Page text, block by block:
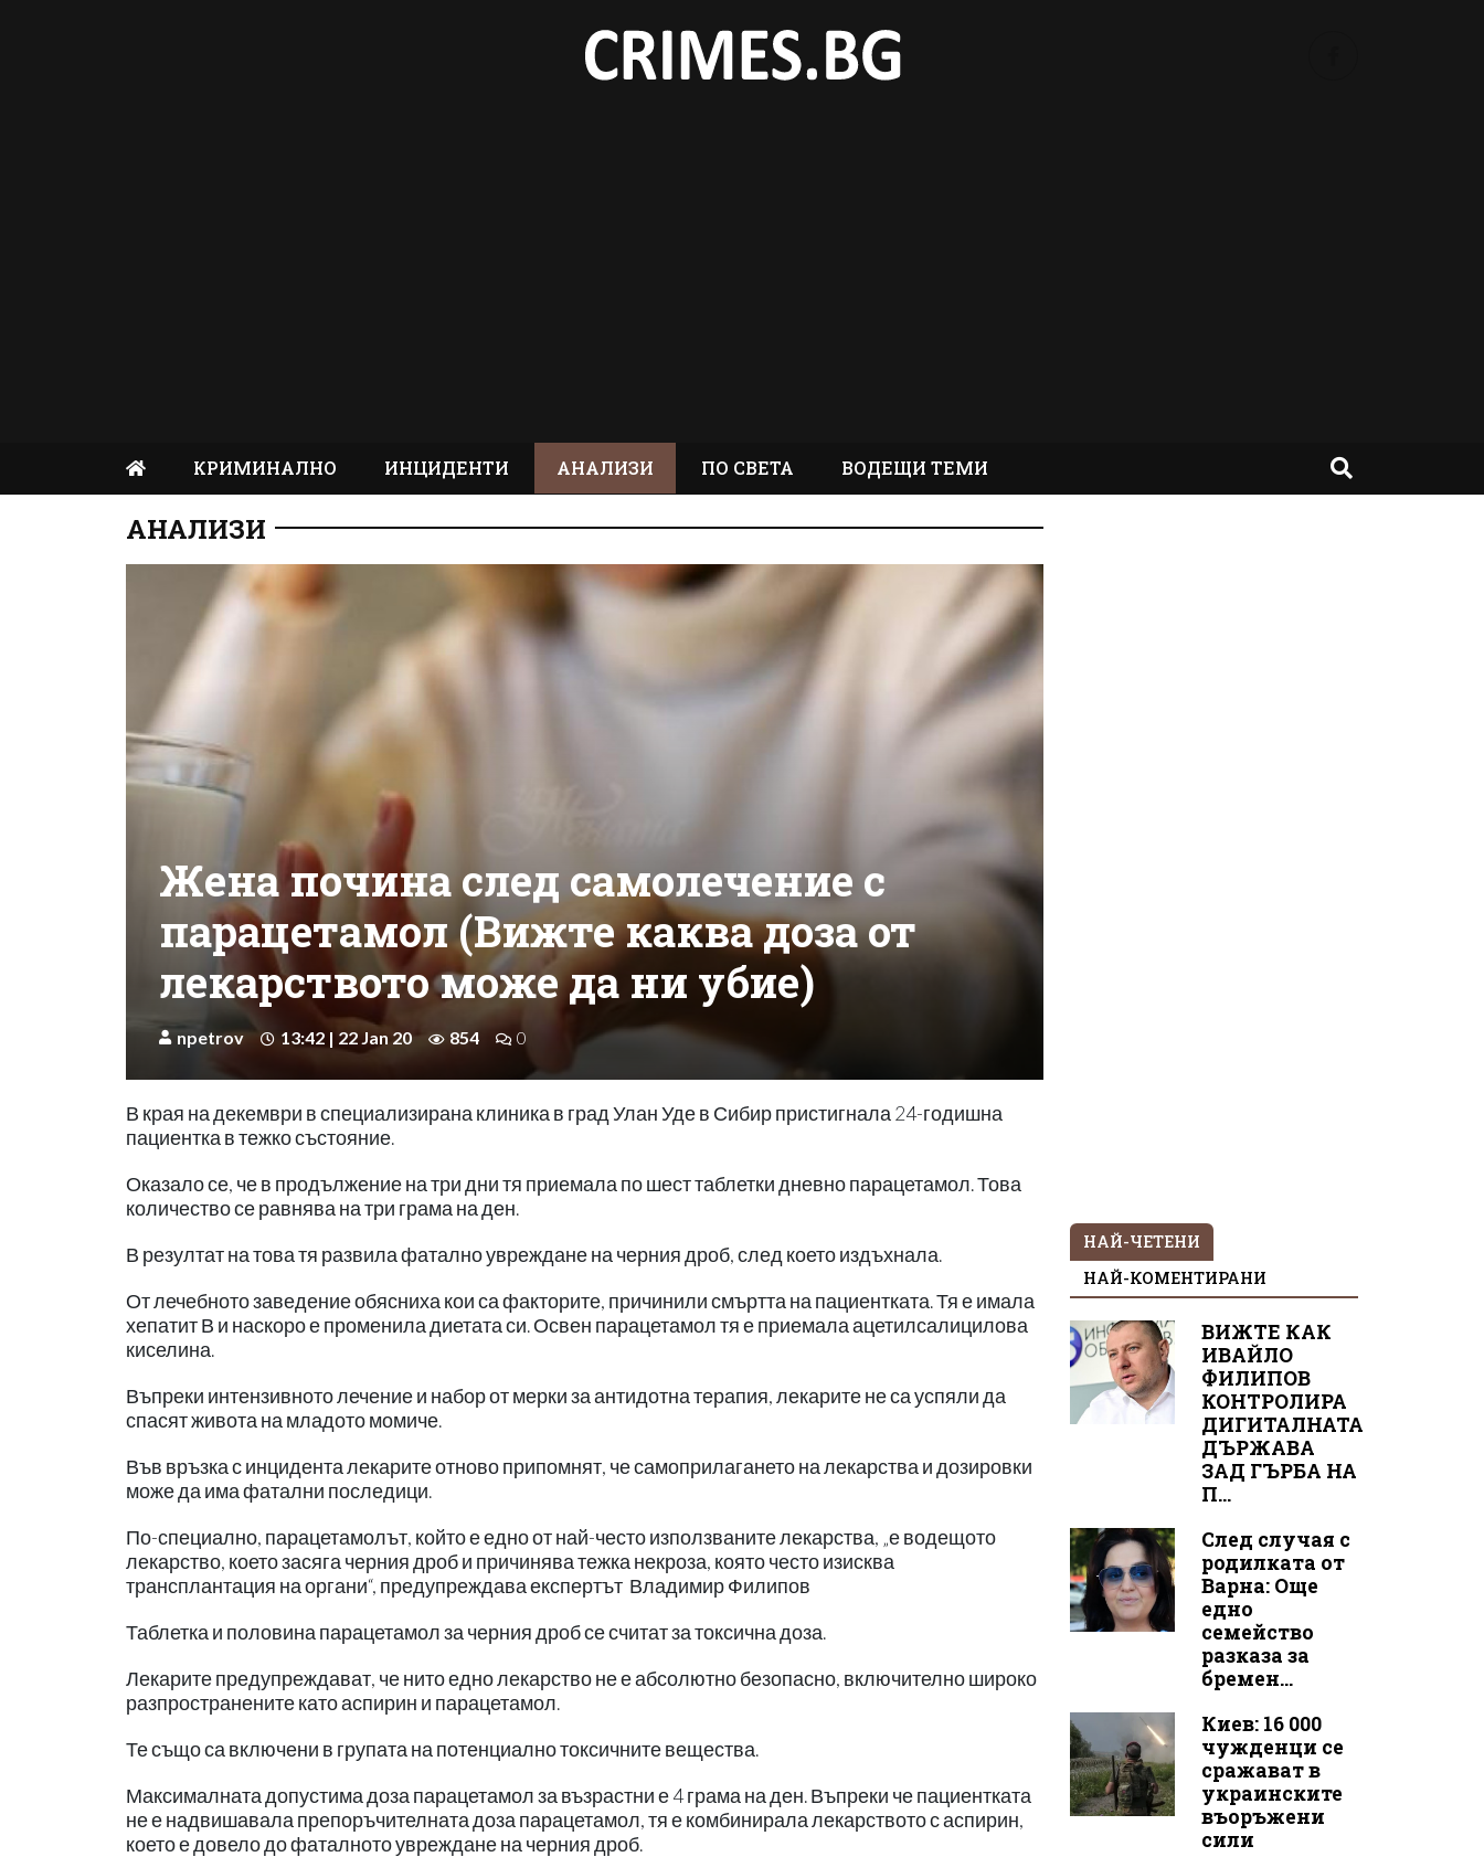
КРИМИНАЛНО ИНЦИДЕНТИ АНАЛИЗИ ПО СВЕТА ВОДЕЩИ ТЕМИ
АНАЛИЗИ
Жена почина след самолечение с
парацетамол (Вижте каква доза от
лекарството може да ни убие)
npetrov 13:42 | 22 Jan 20 854 0
В края на декември в специализирана клиника в град Улан Уде в Сибир пристигнала 24-годишна
пациентка в тежко състояние.
Оказало се, че в продължение на три дни тя приемала по шест таблетки дневно парацетамол. Това
количество се равнява на три грама на ден.
В резултат на това тя развила фатално увреждане на черния дроб, след което издъхнала.
От лечебното заведение обясниха кои са факторите, причинили смъртта на пациентката. Тя е имала
хепатит В и наскоро е променила диетата си. Освен парацетамол тя е приемала ацетилсалицилова
киселина.
Въпреки интензивното лечение и набор от мерки за антидотна терапия, лекарите не са успяли да
спасят живота на младото момиче.
Във връзка с инцидента лекарите отново припомнят, че самоприлагането на лекарства и дозировки
може да има фатални последици.
По-специално, парацетамолът, който е едно от най-често използваните лекарства, „е водещото
лекарство, което засяга черния дроб и причинява тежка некроза, която често изисква
трансплантация на органи“, предупреждава експертът Владимир Филипов
Таблетка и половина парацетамол за черния дроб се считат за токсична доза.
Лекарите предупреждават, че нито едно лекарство не е абсолютно безопасно, включително широко
разпространените като аспирин и парацетамол.
Те също са включени в групата на потенциално токсичните вещества.
Максималната допустима доза парацетамол за възрастни е 4 грама на ден. Въпреки че пациентката
не е надвишавала препоръчителната доза парацетамол, тя е комбинирала лекарството с аспирин,
което е довело до фаталното увреждане на черния дроб.
НАЙ-ЧЕТЕНИ
НАЙ-КОМЕНТИРАНИ
ВИЖТЕ КАК
ИВАЙЛО
ФИЛИПОВ
КОНТРОЛИРА
ДИГИТАЛНАТА
ДЪРЖАВА
ЗАД ГЪРБА НА
П...
След случая с
родилката от
Варна: Още
едно
семейство
разказа за
бремен...
Киев: 16 000
чужденци се
сражават в
украинските
въоръжени
сили